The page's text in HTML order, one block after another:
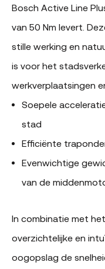
Bosch Active Line
van 50 Nm levert.
stille werking en
is voor het
werkverplaatsingen
Soepele
stad
Efficiënte
Evenwichtige
van de
In combinatie met
overzichtelijke en
oogopslag de